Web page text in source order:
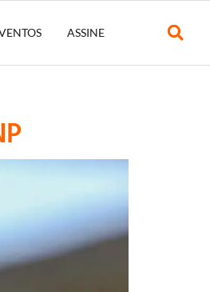
ASSINE